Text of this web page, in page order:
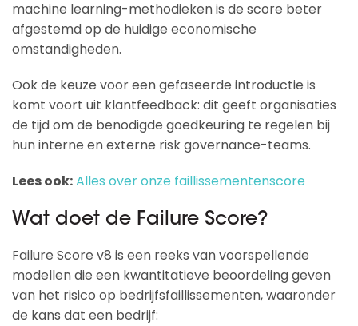
machine learning-methodieken is de score beter
afgestemd op de huidige economische
omstandigheden.
Ook de keuze voor een gefaseerde introductie is
komt voort uit klantfeedback: dit geeft organisaties
de tijd om de benodigde goedkeuring te regelen bij
hun interne en externe risk governance-teams.
Lees ook:Alles over onze faillissementenscore
Wat doet de Failure Score?
Failure Score v8 is een reeks van voorspellende
modellen die een kwantitatieve beoordeling geven
van het risico op bedrijfsfaillissementen, waaronder
de kans dat een bedrijf: